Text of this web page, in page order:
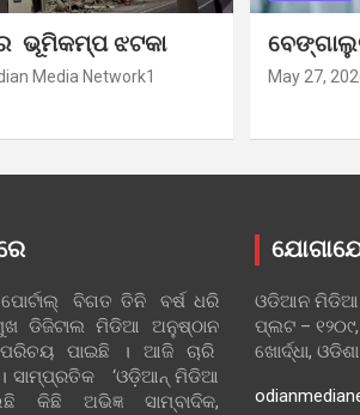
ଭୂମିକମ୍ପ ଝଟକା
Media Network1 May 27,
ବିଗତ ତିନି ବର୍ଷ ଧରି
ଡିଜିଟାଲ ମିଡିଆ ଅନୁଷ୍ଠାନ
ପାଇଛି । ଆଜି ଚାରି
। ସାମ୍ପ୍ରତିକ ‘ଓଡ଼ିଆନ୍‍ ମିଡିଆ
କିଛି ଅଭିଜ୍ଞ ସାମ୍ବାଦିକ,
ଓଡିଆନ ମିଡିଆ
ପ୍ଲଟ –
ଖୋର୍ଦ୍ଧା,